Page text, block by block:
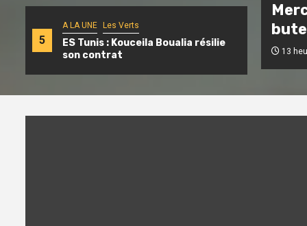
5
A LA UNE Les Verts
ES Tunis : Kouceila Boualia résilie
son contrat
13